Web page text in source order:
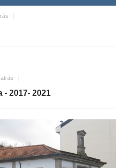
- 2017- 2021